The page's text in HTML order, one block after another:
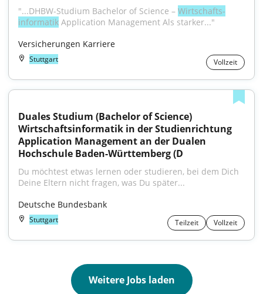
"...DHBW-Studium Bachelor of Science – Wirt­schafts­
informatik Application Management Als starker..."
Versicherungen Karriere
Stuttgart Vollzeit
Duales Studium (Bachelor of Science)
Wirtschaftsinformatik in der Studienrichtung
Application Management an der Dualen
Hochschule Baden-Württemberg (D
Du möchtest etwas lernen oder studieren, bei dem Dich
Deine Eltern nicht fragen, was Du später...
Deutsche Bundesbank
Stuttgart Teilzeit Vollzeit
Weitere Jobs laden